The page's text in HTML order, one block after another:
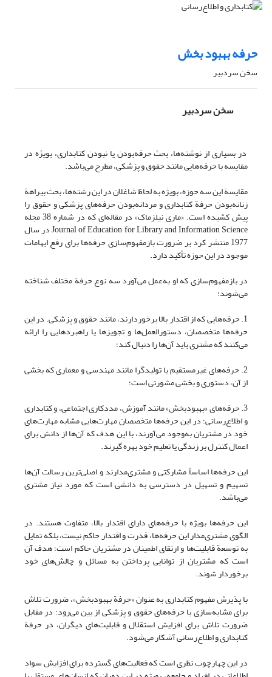
حرفه بهبود بخش
سخن سردبیر
سخن سردبیر
در بسیاری از نوشته‌ها، بحث حرفه‌بودن یا نبودن کتابداری، بویژه در
مقایسه با حرفه‌هایی مانند حقوق و پزشکی، مطرح می‌باشد.
مقایسة این سه حوزه، بویژه به لحاظ شاغلان در این رشته‌ها، بحث بیراهة
زنانه‌بودن حرفة کتابداری و مردانه‌بودن حرفه‌های پزشکی و حقوق را
پیش کشیده است. «ماری نیلزماک» در مقاله‌ای که در شماره 38 مجله
Journal of Education for Library and Information Science در سال
1977 منتشر کرد بر ضرورت بازمفهوم‌سازی حرفه‌ها برای رفع ابهامات
موجود در این حوزه تأکید دارد.
در بازمفهوم‌سازی که او به‌عمل می‌آورد سه نوع حرفة مختلف شناخته
می‌شوند:
1. حرفه‌هایی که از اقتدار بالا برخوردارند، مانند حقوق و پزشکی. در این
حرفه‌ها متخصصان، دستورالعمل‌ها و تجویزها یا راهبردهایی را ارائه
می‌کنند که مشتری باید آن‌ها را دنبال کند؛
2. حرفه‌های غیرمستقیم یا تولیدگرا مانند مهندسی و معماری که بخشی
از آن، دستوری و بخشی مشورتی است؛
3. حرفه‌های «بهبودبخش» مانند آموزش، مددکاری اجتماعی، و کتابداری
و اطلاع‌رسانی؛ در این حرفه‌ها متخصصان مهارت‌هایی مشابه مهارت‌های
خود در مشتریان به‌وجود می‌آورند، با این هدف که آن‌ها از دانش برای
اعمال کنترل بر زندگی‌ یا تعلیم خود بهره گیرند.
این حرفه‌ها اساساً مشارکتی و مشتری‌مدارند و اصلی‌ترین رسالت آن‌ها
تسهیم‌ و تسهیل‌ در دسترسی به دانشی است که مورد نیاز مشتری
می‌باشد.
این حرفه‌ها بویژه با حرفه‌های دارای اقتدار بالا، متفاوت هستند. در
الگوی مشتری‌مدار این حرفه‌ها، قدرت و اقتدار حاکم نیست، بلکه تمایل
به توسعة قابلیت‌ها و ارتقای اطمینان در مشتریان حاکم است؛ هدف آن
است که مشتریان از توانایی پرداختن به مسائل و چالش‌‍‌های خود
برخوردار شوند.
با پذیرش مفهوم کتابداری به عنوان «حرفة بهبودبخش»، ضرورت تلاش
برای مشابه‌سازی با حرفه‌های حقوق و پزشکی از بین می‌رود؛ در مقابل
ضرورت تلاش برای افزایش استقلال و قابلیت‌های دیگران، در حرفة
کتابداری و اطلاع‌رسانی آشکار می‌شود.
در این چهارچوب نظری است که فعالیت‌های گسترده برای افزایش سواد